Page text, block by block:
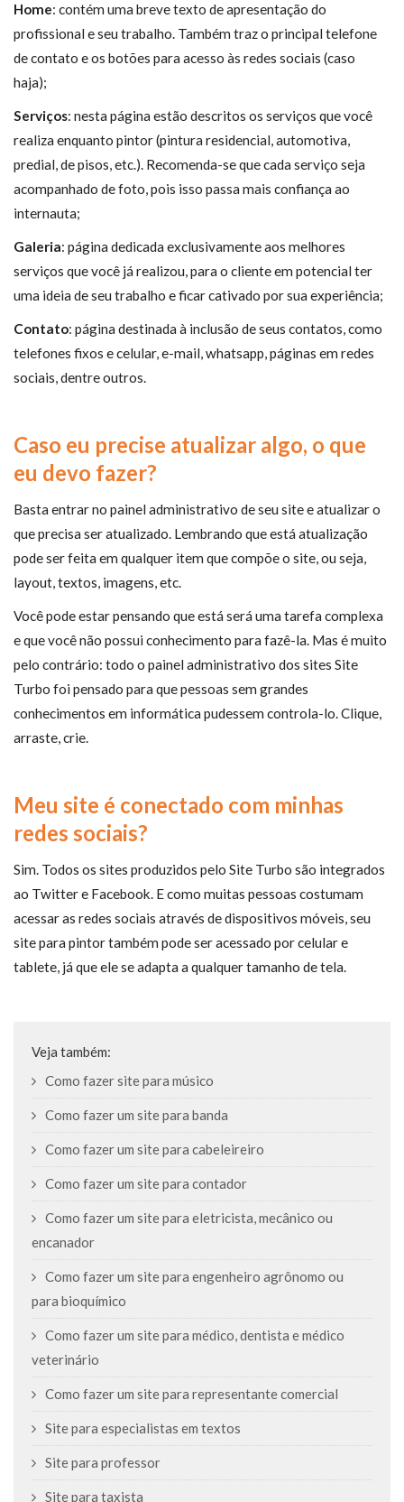
Home: contém uma breve texto de apresentação do
profissional e seu trabalho. Também traz o principal telefone
de contato e os botões para acesso às redes sociais (caso
haja);
Serviços: nesta página estão descritos os serviços que você
realiza enquanto pintor (pintura residencial, automotiva,
predial, de pisos, etc.). Recomenda-se que cada serviço seja
acompanhado de foto, pois isso passa mais confiança ao
internauta;
Galeria: página dedicada exclusivamente aos melhores
serviços que você já realizou, para o cliente em potencial ter
uma ideia de seu trabalho e ficar cativado por sua experiência;
Contato: página destinada à inclusão de seus contatos, como
telefones fixos e celular, e-mail, whatsapp, páginas em redes
sociais, dentre outros.
Caso eu precise atualizar algo, o que
eu devo fazer?
Basta entrar no painel administrativo de seu site e atualizar o
que precisa ser atualizado. Lembrando que está atualização
pode ser feita em qualquer item que compõe o site, ou seja,
layout, textos, imagens, etc.
Você pode estar pensando que está será uma tarefa complexa
e que você não possui conhecimento para fazê-la. Mas é muito
pelo contrário: todo o painel administrativo dos sites Site
Turbo foi pensado para que pessoas sem grandes
conhecimentos em informática pudessem controla-lo.Clique,
arraste, crie.
Meu site é conectado com minhas
redes sociais?
Sim. Todos os sites produzidos pelo Site Turbo são integrados
ao Twitter e Facebook. E como muitas pessoas costumam
acessar as redes sociais através de dispositivos móveis, seu
site para pintor também pode ser acessado por celular e
tablete, já que ele se adapta a qualquer tamanho de tela.
Veja também:
Como fazer site para músico
Como fazer um site para banda
Como fazer um site para cabeleireiro
Como fazer um site para contador
Como fazer um site para eletricista, mecânico ou
encanador
Como fazer um site para engenheiro agrônomo ou
para bioquímico
Como fazer um site para médico, dentista e médico
veterinário
Como fazer um site para representante comercial
Site para especialistas em textos
Site para professor
Site para taxista